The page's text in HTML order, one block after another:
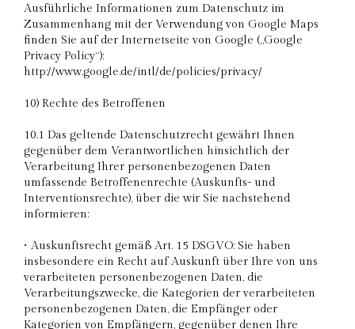
Ausführliche Informationen zum Datenschutz im
Zusammenhang mit der Verwendung von Google Maps
finden Sie auf der Internetseite von Google („Google
Privacy Policy“):
http://www.google.de/intl/de/policies/privacy/
10) Rechte des Betroffenen
10.1 Das geltende Datenschutzrecht gewährt Ihnen
gegenüber dem Verantwortlichen hinsichtlich der
Verarbeitung Ihrer personenbezogenen Daten
umfassende Betroffenenrechte (Auskunfts- und
Interventionsrechte), über die wir Sie nachstehend
informieren:
• Auskunftsrecht gemäß Art. 15 DSGVO: Sie haben
insbesondere ein Recht auf Auskunft über Ihre von uns
verarbeiteten personenbezogenen Daten, die
Verarbeitungszwecke, die Kategorien der verarbeiteten
personenbezogenen Daten, die Empfänger oder
Kategorien von Empfängern, gegenüber denen Ihre